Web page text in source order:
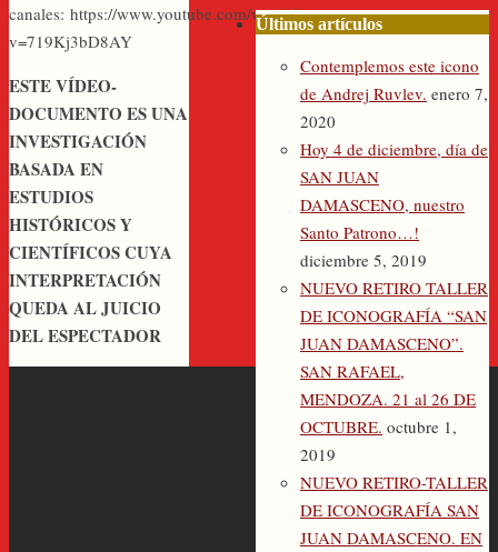
canales: https://www.youtube.com/watch?
v=719Kj3bD8AY
ESTE VÍDEO-
DOCUMENTO ES UNA
INVESTIGACIÓN
BASADA EN
ESTUDIOS
HISTÓRICOS Y
CIENTÍFICOS CUYA
INTERPRETACIÓN
QUEDA AL JUICIO
DEL ESPECTADOR
Últimos artículos
Contemplemos este icono
de Andrej Ruvlev. enero 7,
2020
Hoy 4 de diciembre, día de
SAN JUAN
DAMASCENO, nuestro
Santo Patrono…!
diciembre 5, 2019
NUEVO RETIRO TALLER
DE ICONOGRAFÍA “SAN
JUAN DAMASCENO”.
SAN RAFAEL,
MENDOZA. 21 al 26 DE
OCTUBRE. octubre 1,
2019
NUEVO RETIRO-TALLER
DE ICONOGRAFÍA SAN
JUAN DAMASCENO. EN